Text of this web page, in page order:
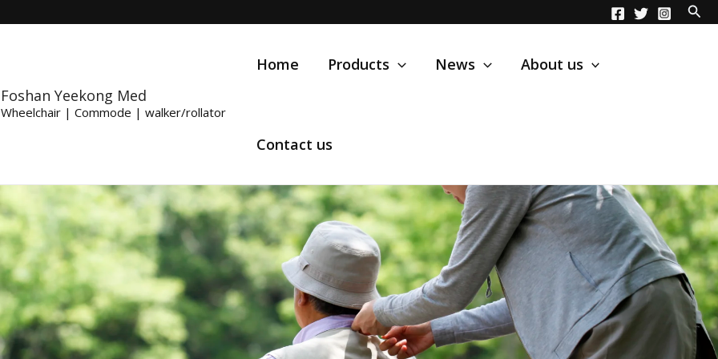
Foshan Yeekong Med
Wheelchair | Commode | walker/rollator
Home Products News About us
Contact us